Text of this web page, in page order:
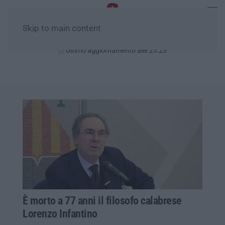
Skip to main content
Ultimo aggiornamento alle 23:23
È morto a 77 anni il filosofo calabrese
Lorenzo Infantino